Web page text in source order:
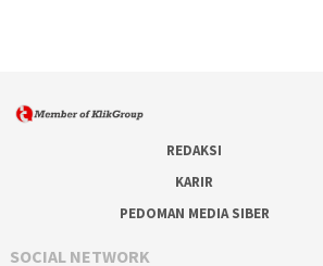
REDAKSI
KARIR
PEDOMAN MEDIA SIBER
SOCIAL NETWORK